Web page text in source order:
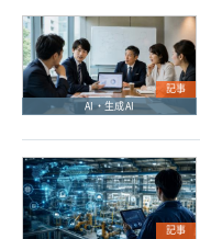
記事
AI・生成AI
記事